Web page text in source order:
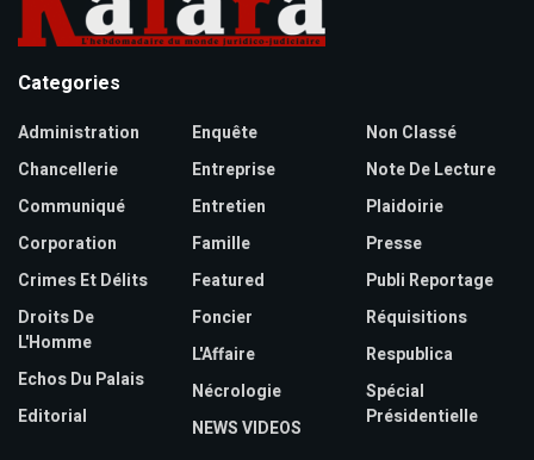
Categories
Administration
Chancellerie
Communiqué
Corporation
Crimes Et Délits
Droits De
L'Homme
Echos Du Palais
Editorial
Enquête
Entreprise
Entretien
Famille
Featured
Foncier
L'Affaire
Nécrologie
NEWS VIDEOS
Non Classé
Note De Lecture
Plaidoirie
Presse
Publi Reportage
Réquisitions
Respublica
Spécial
Présidentielle